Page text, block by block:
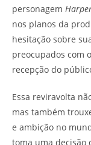
personagem
nos planos da
hesitação sobre
preocupados com
recepção do
Essa reviravolta
mas também
e ambição no
toma uma decisão